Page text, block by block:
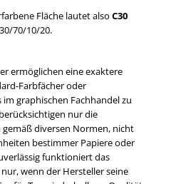
Fläche lautet also C30
70/10/20.
ermöglichen eine exaktere
Farbfächer oder
graphischen Fachhandel zu
nur die
diversen Normen, nicht
bestimmer Papiere oder
funktioniert das
wenn der Hersteller seine